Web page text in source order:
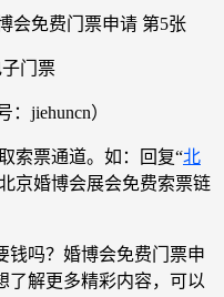
门票
jiehuncn）
索票通道。如：回复“北
京婚博会展会免费索票链
钱吗？婚博会免费门票申
了解更多精彩内容，可以